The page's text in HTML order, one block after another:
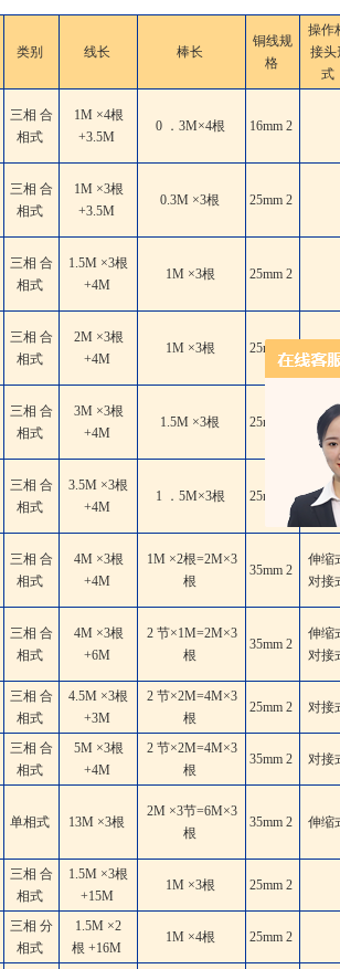
类别 线长 棒长
铜线规
格
操作
接头
式
三相 合
相式
1M ×4根
+3.5M
0 ．3M×4根 16mm 2
三相 合
相式
1M ×3根
+3.5M
0.3M ×3根 25mm 2
三相 合
相式
1.5M ×3根
+4M
1M ×3根 25mm 2
三相 合
相式
2M ×3根
+4M
1M ×3根 25mm
三相 合
相式
3M ×3根
+4M
1.5M ×3根 25mm
三相 合
相式
3.5M ×3根
+4M
1 ．5M×3根 25mm
三相 合
相式
4M ×3根
+4M
1M ×2根=2M×3
根
35mm 2
伸缩
对接
三相 合
相式
4M ×3根
+6M
2 节×1M=2M×3
根
35mm 2
伸缩
对接
三相 合
相式
4.5M ×3根
+3M
2 节×2M=4M×3
根
25mm 2 对接
三相 合
相式
5M ×3根
+4M
2 节×2M=4M×3
根
35mm 2 对接
单相式 13M ×3根
2M ×3节=6M×3
根
35mm 2 伸缩
三相 合
相式
1.5M ×3根
+15M
1M ×3根 25mm 2
三相 分
相式
1.5M ×2
根 +16M
1M ×4根 25mm 2